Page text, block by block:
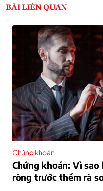
BÀI LIÊN QUAN
Chứng khoán
Chứng khoán: Vì
ròng trước thềm rà